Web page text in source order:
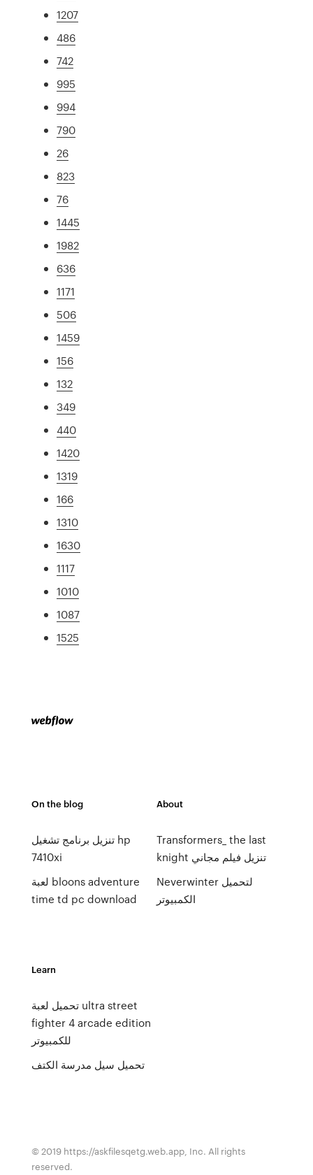
1207
486
742
995
994
790
26
823
76
1445
1982
636
1171
506
1459
156
132
349
440
1420
1319
166
1310
1630
1117
1010
1087
1525
On the blog
تنزيل برنامج تشغيل hp
7410xi
لعبة bloons adventure
time td pc download
About
Transformers_ the last
knight تنزيل فيلم مجاني
Neverwinter لتحميل
الكمبيوتر
Learn
تحميل لعبة ultra street
fighter 4 arcade edition
للكمبيوتر
تحميل سيل مدرسة الكتف
© 2019 https://askfilesqetg.web.app, Inc. All rights
reserved.